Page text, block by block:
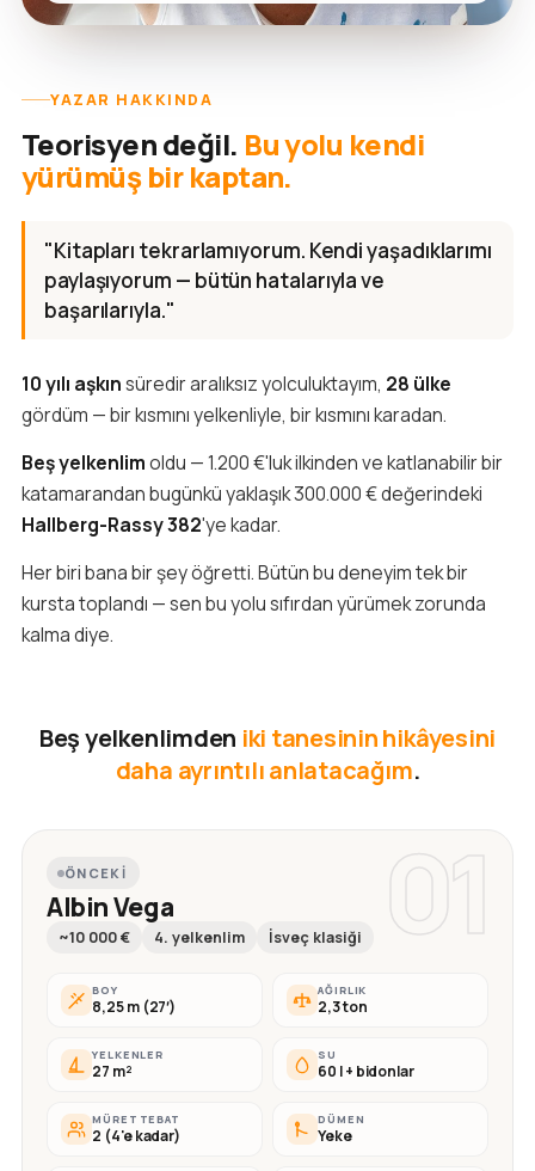
YAZAR HAKKINDA
Teorisyen değil. Bu yolu kendi
yürümüş bir kaptan.
"Kitapları tekrarlamıyorum. Kendi yaşadıklarımı
paylaşıyorum — bütün hatalarıyla ve
başarılarıyla."
10 yılı aşkınsüredir aralıksız yolculuktayım, 28 ülke
gördüm — bir kısmını yelkenliyle, bir kısmını karadan.
Beş yelkenlimoldu — 1.200 €'luk ilkinden ve katlanabilir bir
katamarandan bugünkü yaklaşık 300.000 € değerindeki
Hallberg-Rassy 382'ye kadar.
Her biri bana bir şey öğretti. Bütün bu deneyim tek bir
kursta toplandı — sen bu yolu sıfırdan yürümek zorunda
kalma diye.
Beş yelkenlimden iki tanesinin hikâyesini
daha ayrıntılı anlatacağım.
01
ÖNCEKI
Albin Vega
~10 000 € 4. yelkenlim İsveç klasiği
BOY
8,25 m (27′)
AĞIRLIK
2,3 ton
YELKENLER
27 m²
SU
60 l + bidonlar
MÜRETTEBAT
2 (4'e kadar)
DÜMEN
Yeke